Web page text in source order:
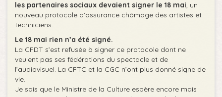
les partenaires sociaux devaient signer le 18 mai, un
nouveau protocole d’assurance chômage des artistes et
techniciens.
Le 18 mai rien n’a été signé.
La CFDT s’est refusée à signer ce protocole dont ne
veulent pas ses fédérations du spectacle et de
l’audiovisuel. La CFTC et la CGC n’ont plus donné signe de
vie.
Je sais que le Ministre de la Culture espère encore mais